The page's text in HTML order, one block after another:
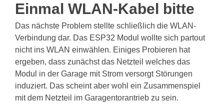
Einmal WLAN-Kabel bitte
Das nächste Problem stellte schließlich die WLAN-
Verbindung dar. Das ESP32 Modul wollte sich partout
nicht ins WLAN einwählen. Einiges Probieren hat
ergeben, dass zunächst das Netzteil welches das
Modul in der Garage mit Strom versorgt Störungen
induziert. Das scheint aber wohl ein Zusammenspiel
mit dem Netzteil im Garagentorantrieb zu sein.